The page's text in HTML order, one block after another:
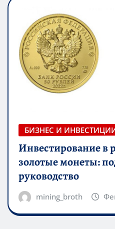
БИЗНЕС И
Инвестирование в
золотые монеты:
руководство
mining_broth